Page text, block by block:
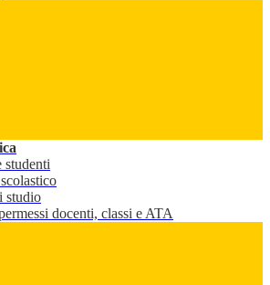
studenti
studio
docenti, classi e ATA